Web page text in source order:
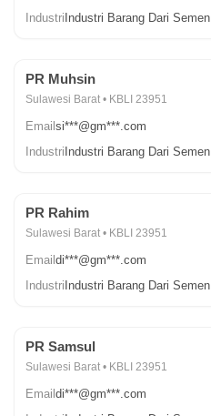
IndustriIndustri Barang Dari Semen
PR Muhsin
Sulawesi Barat • KBLI 23951
Emailsi***@gm***.com
IndustriIndustri Barang Dari Semen
PR Rahim
Sulawesi Barat • KBLI 23951
Emaildi***@gm***.com
IndustriIndustri Barang Dari Semen
PR Samsul
Sulawesi Barat • KBLI 23951
Emaildi***@gm***.com